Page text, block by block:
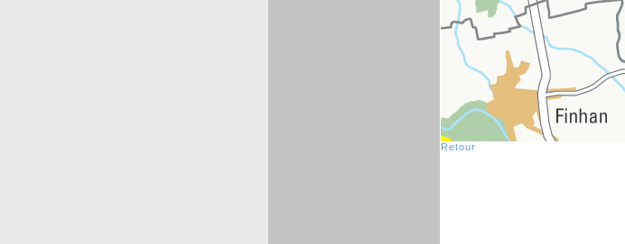
Retour